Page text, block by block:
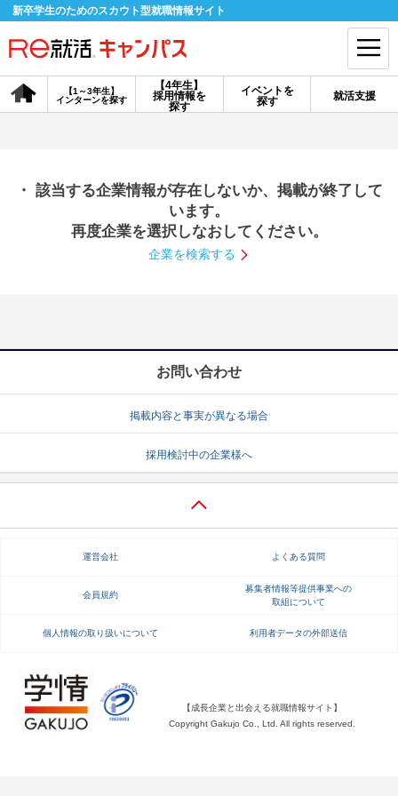
新卒学生のためのスカウト型就職情報サイト
【4年生】
採用情報を
探す
【1～3年生】
インターンを探す
イベントを
探す
就活支援
会員登録 ログイン
探す
【4年生】
説明会を探す
就活ノウハウ・サポート
就活ノウハウが満載！ お役立ち記事・相談室など
就活ニュースペーパー よくある質問
不明点があればこちら
・ 該当する企業情報が存在しないか、掲載が終了して
います。
再度企業を選択しなおしてください。
企業を検索する
お問い合わせ
掲載内容と事実が異なる場合
採用検討中の企業様へ
運営会社 よくある質問
会員規約
募集者情報等提供事業への
取組について
個人情報の取り扱いについて 利用者データの外部送信
【成長企業と出会える就職情報サイト】
Copyright Gakujo Co., Ltd. All rights reserved.